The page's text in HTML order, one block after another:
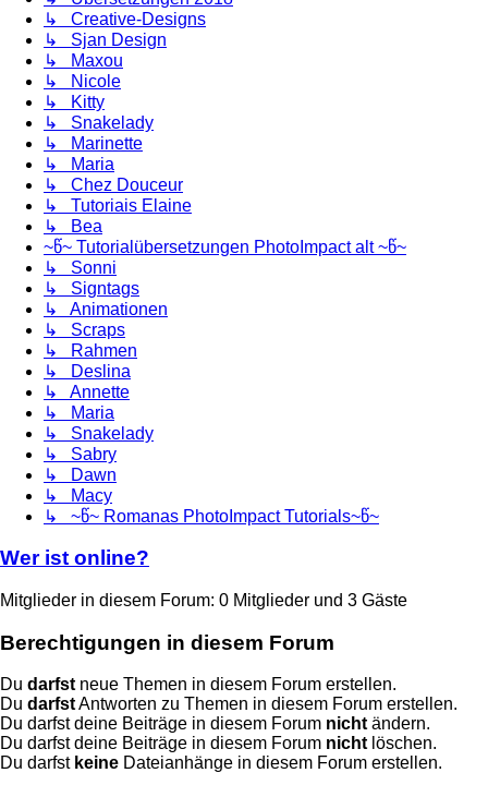
↳ Creative-Designs
↳ Sjan Design
↳ Maxou
↳ Nicole
↳ Kitty
↳ Snakelady
↳ Marinette
↳ Maria
↳ Chez Douceur
↳ Tutoriais Elaine
↳ Bea
~წ~ Tutorialübersetzungen PhotoImpact alt ~წ~
↳ Sonni
↳ Signtags
↳ Animationen
↳ Scraps
↳ Rahmen
↳ Deslina
↳ Annette
↳ Maria
↳ Snakelady
↳ Sabry
↳ Dawn
↳ Macy
↳ ~წ~ Romanas PhotoImpact Tutorials~წ~
Wer ist online?
Mitglieder in diesem Forum: 0 Mitglieder und 3 Gäste
Berechtigungen in diesem Forum
Du darfstneue Themen in diesem Forum erstellen.
Du darfstAntworten zu Themen in diesem Forum erstellen.
Du darfst deine Beiträge in diesem Forum nichtändern.
Du darfst deine Beiträge in diesem Forum nichtlöschen.
Du darfst keine Dateianhänge in diesem Forum erstellen.